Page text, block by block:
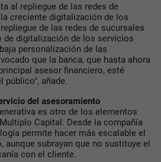
al repliegue de las redes de
creciente digitalización de los
de las redes de sucursales
de digitalización de los servicios
personalización de las
que la banca, que hasta ahora
asesor financiero, esté
público", añade.
del asesoramiento
es otro de los elementos
Capital. Desde la compañía
permite hacer más escalable el
aunque subrayan que no sustituye el
con el cliente.